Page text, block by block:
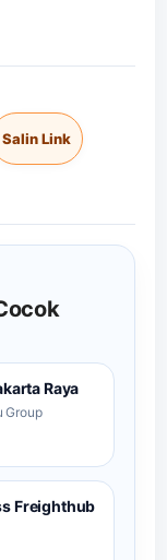
Salin Link
rating halaman
Raya
Group
Freighthub